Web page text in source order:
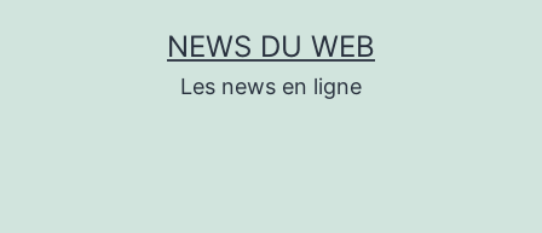
NEWS DU WEB
Les news en ligne